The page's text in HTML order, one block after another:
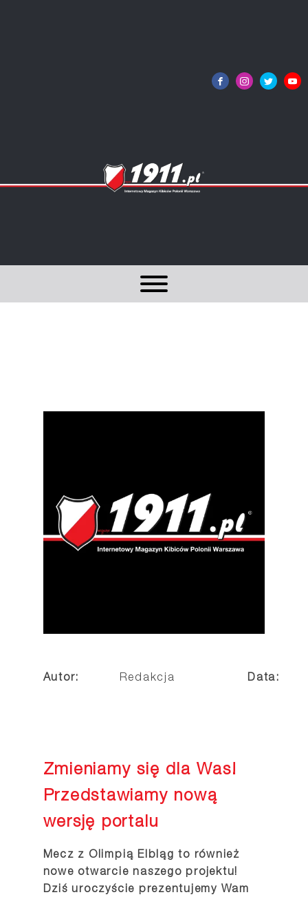
Autor: Redakcja Data:
Zmieniamy się dla Was!
Przedstawiamy nową
wersję portalu
Mecz z Olimpią Elbląg to również
nowe otwarcie naszego projektu!
Dziś uroczyście prezentujemy Wam